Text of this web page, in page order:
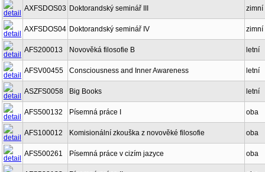
AXFSDOS03 Doktorandský seminář III zimní
AXFSDOS04 Doktorandský seminář IV zimní
AFS200013 Novověká filosofie B letní
AFSV00455 Consciousness and Inner Awareness letní
ASZFS0058 Big Books letní
AFS500132 Písemná práce I oba
AFS100012 Komisionální zkouška z novověké filosofie oba
AFS500261 Písemná práce v cizím jazyce oba